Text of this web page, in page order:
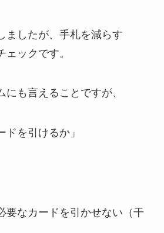
ましたが、手札を減らす
ェックです。
にも言えることですが、
ドを引けるか」
要なカードを引かせない（干